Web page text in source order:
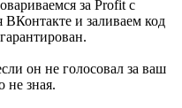
за Profit с
и заливаем код
он не голосовал за ваш
не зная.